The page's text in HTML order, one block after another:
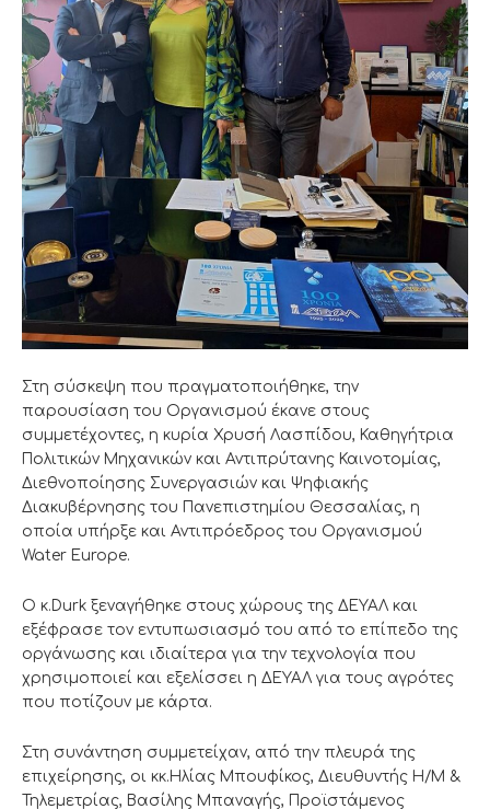
Στη σύσκεψη που πραγματοποιήθηκε, την
παρουσίαση του Οργανισμού έκανε στους
συμμετέχοντες, η κυρία Χρυσή Λασπίδου, Καθηγήτρια
Πολιτικών Μηχανικών και Αντιπρύτανης Καινοτομίας,
Διεθνοποίησης Συνεργασιών και Ψηφιακής
Διακυβέρνησης του Πανεπιστημίου Θεσσαλίας, η
οποία υπήρξε και Αντιπρόεδρος του Οργανισμού
Water Europe.
Ο κ.Durk ξεναγήθηκε στους χώρους της ΔΕΥΑΛ και
εξέφρασε τον εντυπωσιασμό του από το επίπεδο της
οργάνωσης και ιδιαίτερα για την τεχνολογία που
χρησιμοποιεί και εξελίσσει η ΔΕΥΑΛ για τους αγρότες
που ποτίζουν με κάρτα.
Στη συνάντηση συμμετείχαν, από την πλευρά της
επιχείρησης, οι κκ.Ηλίας Μπουφίκος, Διευθυντής Η/Μ &
Τηλεμετρίας, Βασίλης Μπαναγής, Προϊστάμενος